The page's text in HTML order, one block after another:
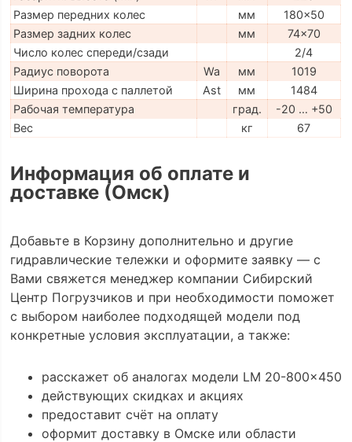
Размер передних колес
мм
180x50
Размер задних колес
мм
74x70
Число колес спереди/сзади
2/4
Радиус поворота
Wa мм
1019
Ширина прохода с паллетой
Ast мм
1484
Рабочая температура
град.
-20 … +50
Вес
кг 67
Информация об оплате и
доставке (Омск)
Добавьте в Корзину дополнительно и другие
гидравлические тележки и оформите заявку — с
Вами свяжется менеджер компании Сибирский
Центр Погрузчиков и при необходимости поможет
с выбором наиболее подходящей модели под
конкретные условия эксплуатации, а также:
расскажет об аналогах модели LM 20-800x450
действующих скидках и акциях
предоставит счёт на оплату
оформит доставку в Омске или области